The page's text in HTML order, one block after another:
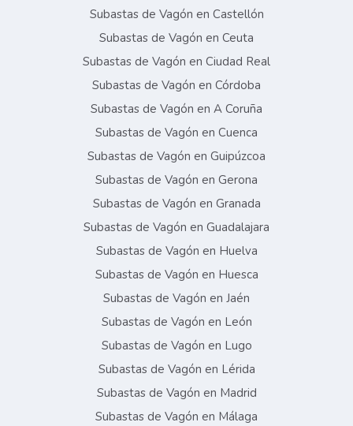
Subastas de Vagón en Castellón
Subastas de Vagón en Ceuta
Subastas de Vagón en Ciudad Real
Subastas de Vagón en Córdoba
Subastas de Vagón en A Coruña
Subastas de Vagón en Cuenca
Subastas de Vagón en Guipúzcoa
Subastas de Vagón en Gerona
Subastas de Vagón en Granada
Subastas de Vagón en Guadalajara
Subastas de Vagón en Huelva
Subastas de Vagón en Huesca
Subastas de Vagón en Jaén
Subastas de Vagón en León
Subastas de Vagón en Lugo
Subastas de Vagón en Lérida
Subastas de Vagón en Madrid
Subastas de Vagón en Málaga